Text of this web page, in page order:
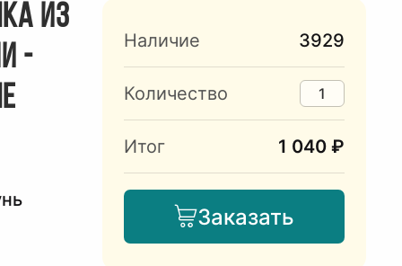
ИЗ
-
Наличие 3929
Количество
Итог 1 040 ₽
Заказать